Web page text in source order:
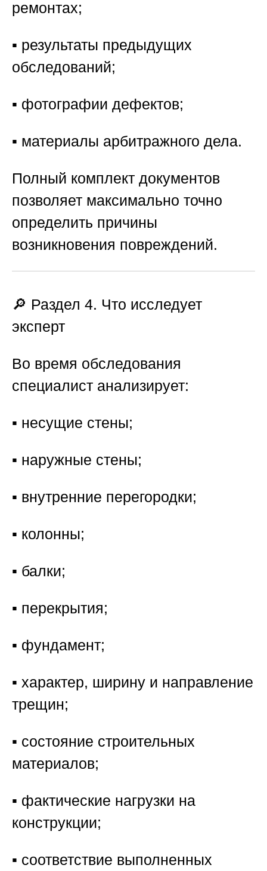
ремонтах;
▪️ результаты предыдущих
обследований;
▪️ фотографии дефектов;
▪️ материалы арбитражного дела.
Полный комплект документов
позволяет максимально точно
определить причины
возникновения повреждений.
🔎 Раздел 4. Что исследует
эксперт
Во время обследования
специалист анализирует:
▪️ несущие стены;
▪️ наружные стены;
▪️ внутренние перегородки;
▪️ колонны;
▪️ балки;
▪️ перекрытия;
▪️ фундамент;
▪️ характер, ширину и направление
трещин;
▪️ состояние строительных
материалов;
▪️ фактические нагрузки на
конструкции;
▪️ соответствие выполненных